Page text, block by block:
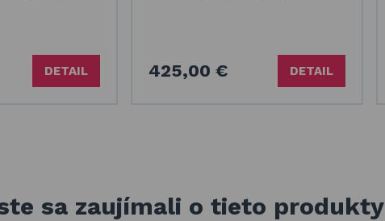
DETAIL 425,00 € DETAIL
sa zaujímali o tieto produkty